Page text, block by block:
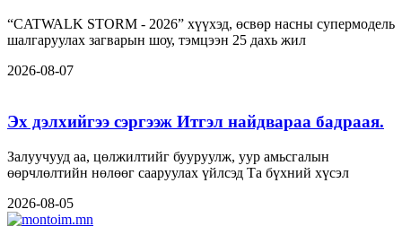
“CATWALK STORM - 2026” хүүхэд, өсвөр насны супермодель
шалгаруулах загварын шоу, тэмцээн 25 дахь жил
2026-08-07
Эх дэлхийгээ сэргээж Итгэл найдвараа бадраая.
Залуучууд аа, цөлжилтийг бууруулж, уур амьсгалын
өөрчлөлтийн нөлөөг сааруулах үйлсэд Та бүхний хүсэл
2026-08-05